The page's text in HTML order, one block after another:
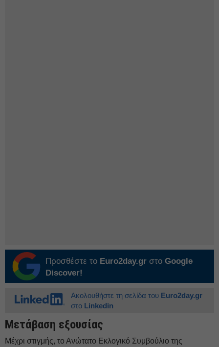
Προσθέστε το Euro2day.gr στο Google
Discover!
Ακολουθήστε τη σελίδα του Euro2day.gr
στο Linkedin
Μετάβαση εξουσίας
Μέχρι στιγμής, το Ανώτατο Εκλογικό Συμβούλιο της